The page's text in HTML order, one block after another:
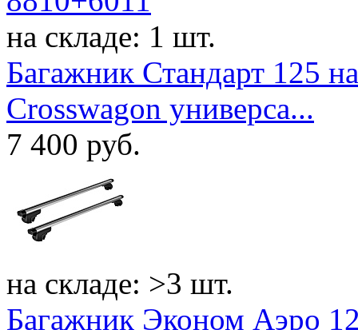
на складе: 1 шт.
Багажник Стандарт 125
Crosswagon универса...
7 400 руб.
на складе: >3 шт.
Багажник Эконом Аэро